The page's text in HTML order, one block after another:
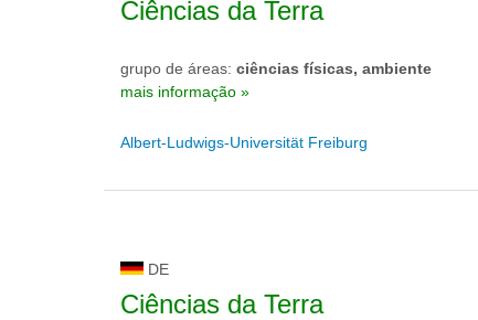
Ciências da Terra
grupo de áreas: ciências físicas, ambiente
mais informação »
Albert-Ludwigs-Universität Freiburg
DE
Ciências da Terra